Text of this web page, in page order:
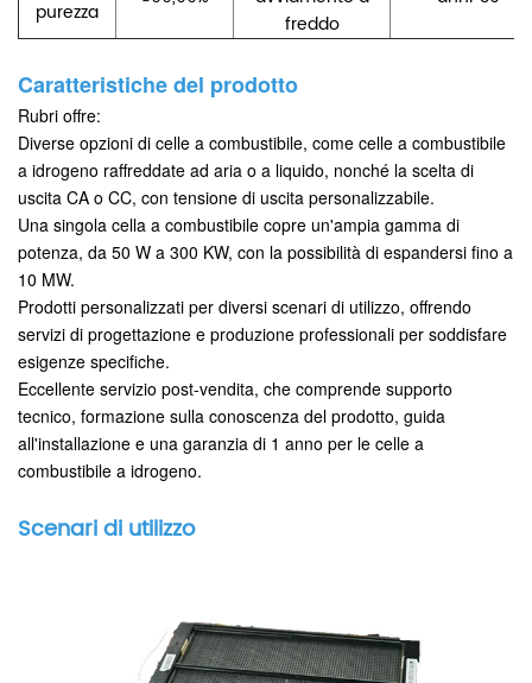
purezza
freddo
Caratteristiche del prodotto
Rubri offre:
Diverse opzioni di celle a combustibile, come celle a combustibile
a idrogeno raffreddate ad aria o a liquido, nonché la scelta di
uscita CA o CC, con tensione di uscita personalizzabile.
Una singola cella a combustibile copre un'ampia gamma di
potenza, da 50 W a 300 KW, con la possibilità di espandersi fino a
10 MW.
Prodotti personalizzati per diversi scenari di utilizzo, offrendo
servizi di progettazione e produzione professionali per soddisfare
esigenze specifiche.
Eccellente servizio post-vendita, che comprende supporto
tecnico, formazione sulla conoscenza del prodotto, guida
all'installazione e una garanzia di 1 anno per le celle a
combustibile a idrogeno.
Scenari di utilizzo